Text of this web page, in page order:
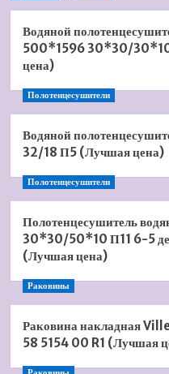
Водяной
500*1596 30*30/
цена)
Полотенцесушители
Водяной
32/18 П5 (Лучшая цена)
Полотенцесушители
Полотенцесушитель
30*30/50*10 П11 6-5
(Лучшая цена)
Раковины
Раковина накладная
58 5154 00 R1 (Лучшая